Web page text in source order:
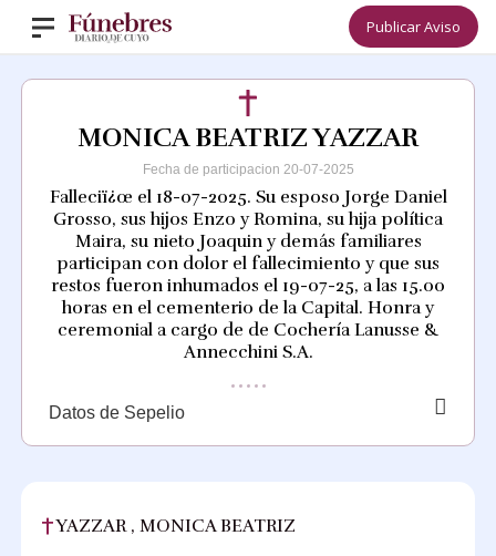
Publicar Aviso
MONICA BEATRIZ YAZZAR
Fecha de participacion 20-07-2025
Falleciï¿œ el 18-07-2025. Su esposo Jorge Daniel
Grosso, sus hijos Enzo y Romina, su hija política
Maira, su nieto Joaquin y demás familiares
participan con dolor el fallecimiento y que sus
restos fueron inhumados el 19-07-25, a las 15.00
horas en el cementerio de la Capital. Honra y
ceremonial a cargo de de Cochería Lanusse &
Annecchini S.A.
Datos de Sepelio
YAZZAR , MONICA BEATRIZ